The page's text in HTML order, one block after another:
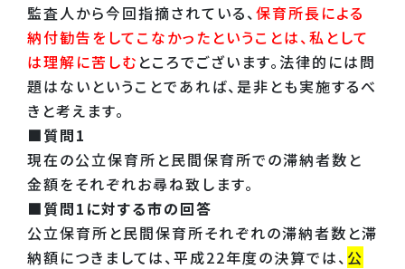
監査人から今回指摘されている、 保育所長による
納付勧告をしてこなかったということは、私として
は理解に苦しむ ところでございます。法律的には問
題はないということであれば、是非とも実施するべ
きと考えます。
■質問1
現在の公立保育所と民間保育所での滞納者数と
金額をそれぞれお尋ね致します。
■質問1に対する市の回答
公立保育所と民間保育所それぞれの滞納者数と滞
納額につきましては、平成22年度の決算では、 公